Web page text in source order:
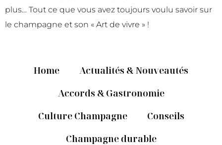
plus… Tout ce que vous avez toujours voulu savoir sur
le champagne et son « Art de vivre » !
Home
Actualités & Nouveautés
Accords & Gastronomie
Culture Champagne
Conseils
Champagne durable